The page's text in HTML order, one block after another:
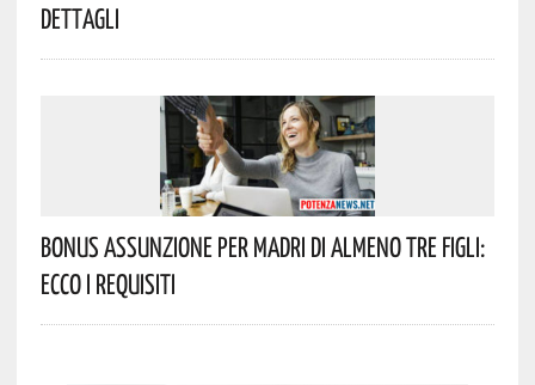
Dettagli
Bonus Assunzione Per Madri Di Almeno Tre Figli:
Ecco I Requisiti